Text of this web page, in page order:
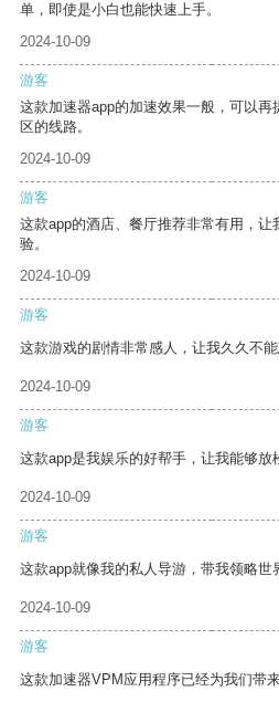
单，即使是小白也能快速上手。
2024-10-09
游客
这款加速器app的加速效果一般，可以
区的线路。
2024-10-09
游客
这款app的酒店、餐厅推荐非常有用，
验。
2024-10-09
游客
这款游戏的剧情非常感人，让我久久不能
2024-10-09
游客
这款app是我娱乐的好帮手，让我能够放
2024-10-09
游客
这款app就像我的私人导游，带我领略世
2024-10-09
游客
这款加速器VPM应用程序已经为我们带